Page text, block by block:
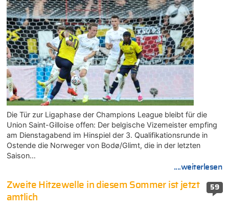
Die Tür zur Ligaphase der Champions League bleibt für die
Union Saint-Gilloise offen: Der belgische Vizemeister empfing
am Dienstagabend im Hinspiel der 3. Qualifikationsrunde in
Ostende die Norweger von Bodø/Glimt, die in der letzten
Saison…
....weiterlesen
59
Zweite Hitzewelle in diesem Sommer ist jetzt
amtlich